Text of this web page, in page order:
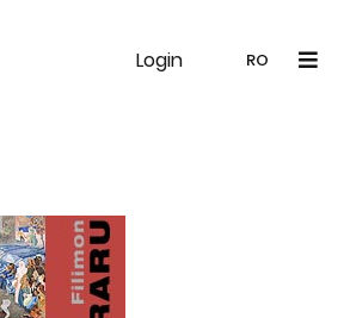
Login RO
Noutăți